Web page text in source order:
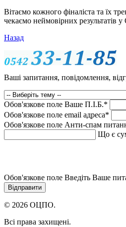
Вітаємо кожного фіналіста та їх
чекаємо неймовірних результатів
Назад
Ваші запитання, повідомлення,
Обов'язкове поле Ваше П.I.Б.*
Обов'язкове поле email адреса*
Обов'язкове поле Анти-спам
Що є
Обов'язкове поле Введіть Ваше
© 2026 ОЦПО.
Всі права захищені.